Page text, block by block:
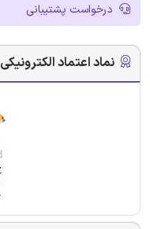
درخواست پشتیبانی
نماد اعتماد الکترونیکی